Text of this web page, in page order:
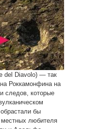
del Diavolo) — так
Роккамонфина на
следов, которые
бы
любителя